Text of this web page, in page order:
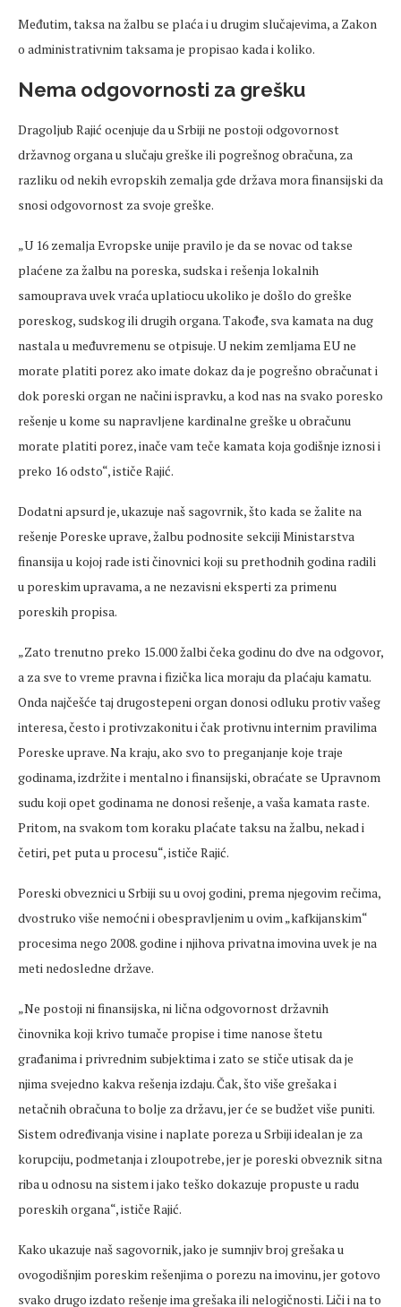
Međutim, taksa na žalbu se plaća i u drugim slučajevima, a Zakon
o administrativnim taksama je propisao kada i koliko.
Nema odgovornosti za grešku
Dragoljub Rajić ocenjuje da u Srbiji ne postoji odgovornost
državnog organa u slučaju greške ili pogrešnog obračuna, za
razliku od nekih evropskih zemalja gde država mora finansijski da
snosi odgovornost za svoje greške.
„U 16 zemalja Evropske unije pravilo je da se novac od takse
plaćene za žalbu na poreska, sudska i rešenja lokalnih
samouprava uvek vraća uplatiocu ukoliko je došlo do greške
poreskog, sudskog ili drugih organa. Takođe, sva kamata na dug
nastala u međuvremenu se otpisuje. U nekim zemljama EU ne
morate platiti porez ako imate dokaz da je pogrešno obračunat i
dok poreski organ ne načini ispravku, a kod nas na svako poresko
rešenje u kome su napravljene kardinalne greške u obračunu
morate platiti porez, inače vam teče kamata koja godišnje iznosi i
preko 16 odsto“, ističe Rajić.
Dodatni apsurd je, ukazuje naš sagovrnik, što kada se žalite na
rešenje Poreske uprave, žalbu podnosite sekciji Ministarstva
finansija u kojoj rade isti činovnici koji su prethodnih godina radili
u poreskim upravama, a ne nezavisni eksperti za primenu
poreskih propisa.
„Zato trenutno preko 15.000 žalbi čeka godinu do dve na odgovor,
a za sve to vreme pravna i fizička lica moraju da plaćaju kamatu.
Onda najčešće taj drugostepeni organ donosi odluku protiv vašeg
interesa, često i protivzakonitu i čak protivnu internim pravilima
Poreske uprave. Na kraju, ako svo to preganjanje koje traje
godinama, izdržite i mentalno i finansijski, obraćate se Upravnom
sudu koji opet godinama ne donosi rešenje, a vaša kamata raste.
Pritom, na svakom tom koraku plaćate taksu na žalbu, nekad i
četiri, pet puta u procesu“, ističe Rajić.
Poreski obveznici u Srbiji su u ovoj godini, prema njegovim rečima,
dvostruko više nemoćni i obespravljenim u ovim „kafkijanskim“
procesima nego 2008. godine i njihova privatna imovina uvek je na
meti nedosledne države.
„Ne postoji ni finansijska, ni lična odgovornost državnih
činovnika koji krivo tumače propise i time nanose štetu
građanima i privrednim subjektima i zato se stiče utisak da je
njima svejedno kakva rešenja izdaju. Čak, što više grešaka i
netačnih obračuna to bolje za državu, jer će se budžet više puniti.
Sistem određivanja visine i naplate poreza u Srbiji idealan je za
korupciju, podmetanja i zloupotrebe, jer je poreski obveznik sitna
riba u odnosu na sistem i jako teško dokazuje propuste u radu
poreskih organa“, ističe Rajić.
Kako ukazuje naš sagovornik, jako je sumnjiv broj grešaka u
ovogodišnjim poreskim rešenjima o porezu na imovinu, jer gotovo
svako drugo izdato rešenje ima grešaka ili nelogičnosti. Liči i na to